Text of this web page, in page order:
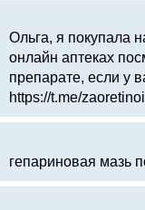
Ольга, я покупала
онлайн аптеках
препарате, если у
https://t.me/
гепариновая мазь